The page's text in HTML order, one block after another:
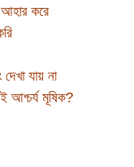
করে
যায় না
আশ্চর্য মূষিক?